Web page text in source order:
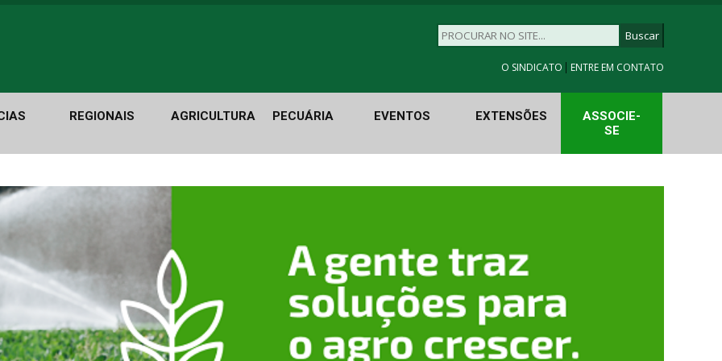
O SINDICATO | ENTRE EM CONTATO
REGIONAIS AGRICULTURA PECUÁRIA EVENTOS EXTENSÕES
ASSOCIE-
SE